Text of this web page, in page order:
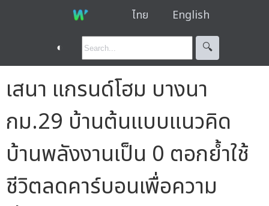
ไทย English
◐ 🔍︎
เสนา แกรนด์โฮม บางนา
กม.29 บ้านต้นแบบแนวคิด
บ้านพลังงานเป็น 0 ตอกย้ำใช้
ชีวิตลดคาร์บอนเพื่อความ